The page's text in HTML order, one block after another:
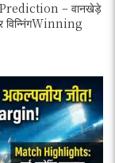
– वानखेड़े
विन्निंगWinning